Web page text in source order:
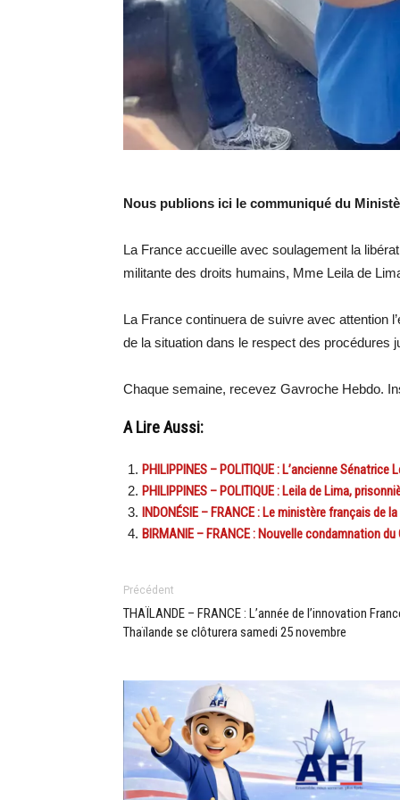
Nous publions ici le communiqué du
La France accueille avec soulagement la
militante des droits humains, Mme Leila de
La France continuera de suivre avec attention
de la situation dans le respect des procédures
Chaque semaine, recevez Gavroche Hebdo.
A Lire Aussi:
PHILIPPINES – POLITIQUE : L’ancienne Sénatrice
PHILIPPINES – POLITIQUE : Leila de Lima,
INDONÉSIE – FRANCE : Le ministère français de
BIRMANIE – FRANCE : Nouvelle condamnation du
Précédent
THAÏLANDE – FRANCE : L’année de l’innovation
Thaïlande se clôturera samedi 25 novembre